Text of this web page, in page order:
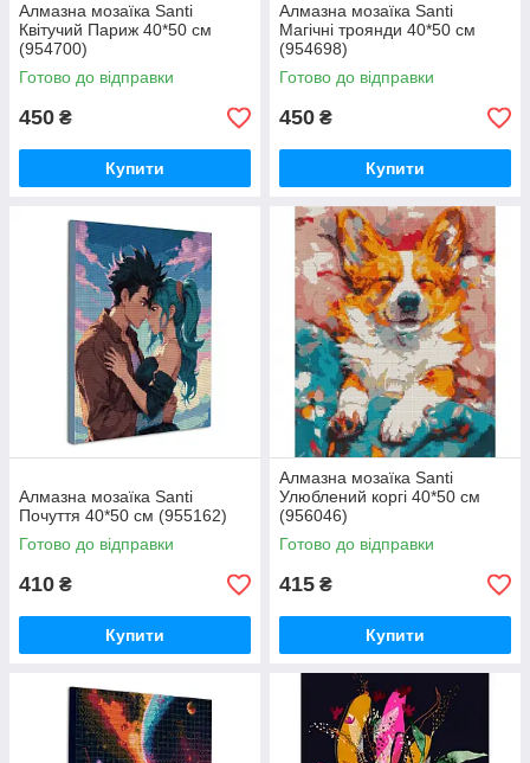
Алмазна мозаїка Santi
Квітучий Париж 40*50 см
(954700)
Готово до відправки
450 ₴
Купити
Алмазна мозаїка Santi
Магічні троянди 40*50 см
(954698)
Готово до відправки
450 ₴
Купити
Алмазна мозаїка Santi
Почуття 40*50 см (955162)
Готово до відправки
410 ₴
Купити
Алмазна мозаїка Santi
Улюблений коргі 40*50 см
(956046)
Готово до відправки
415 ₴
Купити